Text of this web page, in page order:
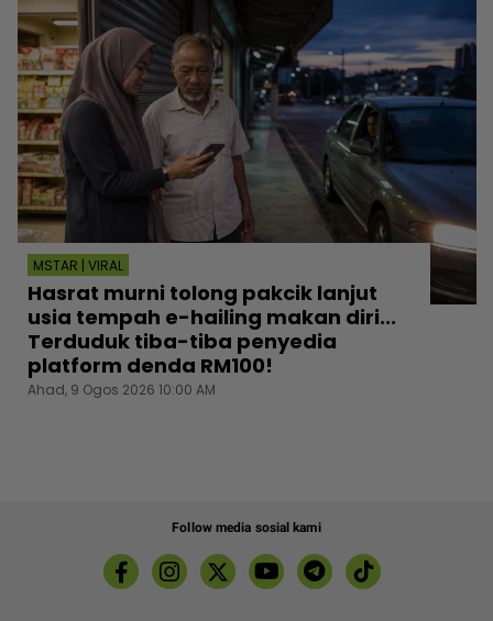
MSTAR | VIRAL
Hasrat murni tolong pakcik lanjut
usia tempah e-hailing makan diri...
Terduduk tiba-tiba penyedia
platform denda RM100!
Ahad, 9 Ogos 2026 10:00 AM
Follow media sosial kami